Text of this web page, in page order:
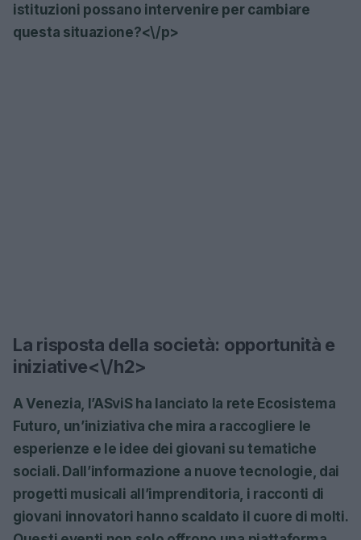
istituzioni possano intervenire per cambiare
questa situazione?<\/p>
La risposta della società: opportunità e
iniziative<\/h2>
A Venezia, l’ASviS ha lanciato la rete Ecosistema
Futuro , un’iniziativa che mira a raccogliere le
esperienze e le idee dei giovani su tematiche
sociali. Dall’informazione a nuove tecnologie, dai
progetti musicali all’imprenditoria, i racconti di
giovani innovatori hanno scaldato il cuore di molti.